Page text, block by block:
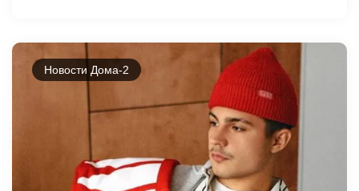
Новости Дома-2